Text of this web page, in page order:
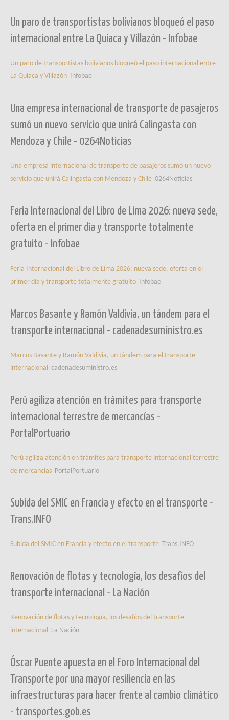
Un paro de transportistas bolivianos bloqueó el paso
internacional entre La Quiaca y Villazón - Infobae
Un paro de transportistas bolivianos bloqueó el paso internacional entre
La Quiaca y Villazón Infobae
Una empresa internacional de transporte de pasajeros
sumó un nuevo servicio que unirá Calingasta con
Mendoza y Chile - 0264Noticias
Una empresa internacional de transporte de pasajeros sumó un nuevo
servicio que unirá Calingasta con Mendoza y Chile 0264Noticias
Feria Internacional del Libro de Lima 2026: nueva sede,
oferta en el primer día y transporte totalmente
gratuito - Infobae
Feria Internacional del Libro de Lima 2026: nueva sede, oferta en el
primer día y transporte totalmente gratuito Infobae
Marcos Basante y Ramón Valdivia, un tándem para el
transporte internacional - cadenadesuministro.es
Marcos Basante y Ramón Valdivia, un tándem para el transporte
internacional
cadenadesuministro.es
Perú agiliza atención en trámites para transporte
internacional terrestre de mercancías -
PortalPortuario
Perú agiliza atención en trámites para transporte internacional terrestre
de mercancías PortalPortuario
Subida del SMIC en Francia y efecto en el transporte -
Trans.INFO
Subida del SMIC en Francia y efecto en el transporte Trans.INFO
Renovación de flotas y tecnología, los desafíos del
transporte internacional - La Nación
Renovación de flotas y tecnología, los desafíos del transporte
internacional La Nación
Óscar Puente apuesta en el Foro Internacional del
Transporte por una mayor resiliencia en las
infraestructuras para hacer frente al cambio climático
- transportes.gob.es